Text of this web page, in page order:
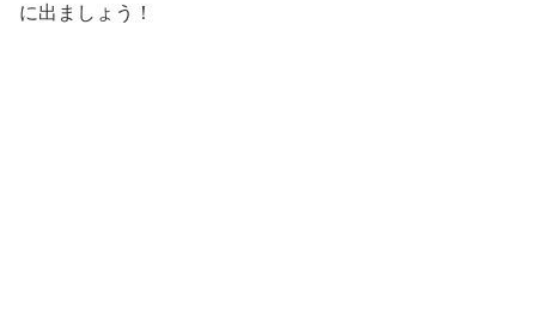
に出ましょう！